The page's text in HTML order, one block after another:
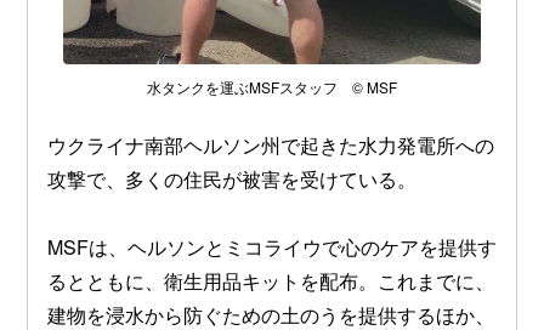
水タンクを運ぶMSFスタッフ © MSF
ウクライナ南部ヘルソン州で起きた水力発電所への
攻撃で、多くの住民が被害を受けている。
MSFは、ヘルソンとミコライウで心のケアを提供す
るとともに、衛生用品キットを配布。これまでに、
建物を浸水から防ぐための土のうを提供するほか、